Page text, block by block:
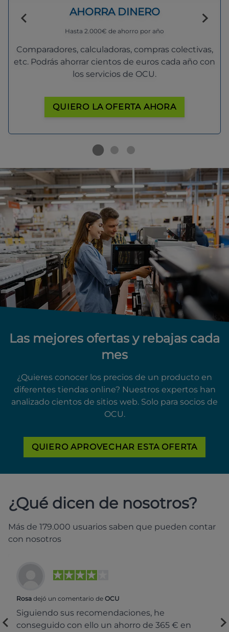
AHORRA DINERO
Hasta 2.000€ de ahorro por año
Comparadores, calculadoras, compras colectivas,
etc. Podrás ahorrar cientos de euros cada año con
los servicios de OCU.
QUIERO LA OFERTA AHORA
Las mejores ofertas y rebajas cada
mes
¿Quieres conocer los precios de un producto en
diferentes tiendas online? Nuestros expertos han
analizado cientos de sitios web. Solo para socios de
OCU.
QUIERO APROVECHAR ESTA OFERTA
¿Qué dicen de nosotros?
Más de 179.000 usuarios saben que pueden contar
con nosotros
Rosa dejó un comentario de OCU
Siguiendo sus recomendaciones, he
conseguido con ello un ahorro de 365 € en